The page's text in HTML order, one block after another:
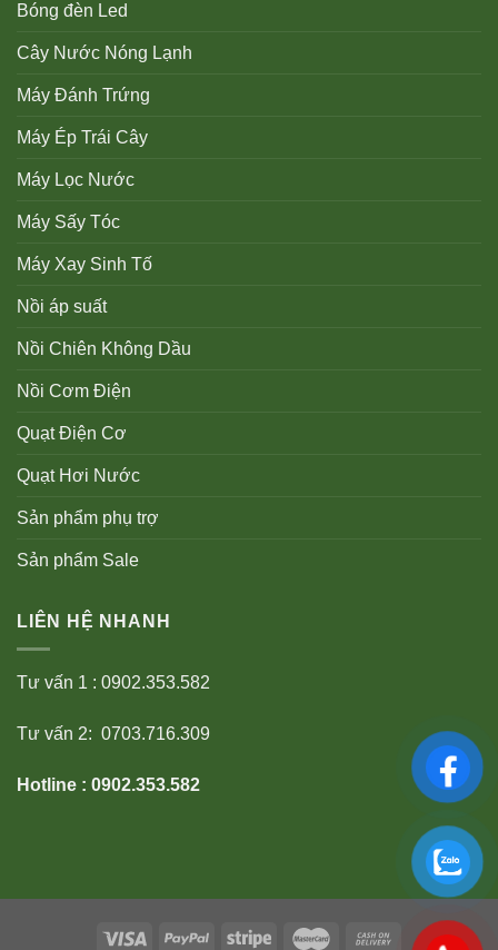
Bóng đèn Led
Cây Nước Nóng Lạnh
Máy Đánh Trứng
Máy Ép Trái Cây
Máy Lọc Nước
Máy Sấy Tóc
Máy Xay Sinh Tố
Nồi áp suất
Nồi Chiên Không Dầu
Nồi Cơm Điện
Quạt Điện Cơ
Quạt Hơi Nước
Sản phẩm phụ trợ
Sản phẩm Sale
LIÊN HỆ NHANH
Tư vấn 1 : 0902.353.582
Tư vấn 2: 0703.716.309
Hotline : 0902.353.582